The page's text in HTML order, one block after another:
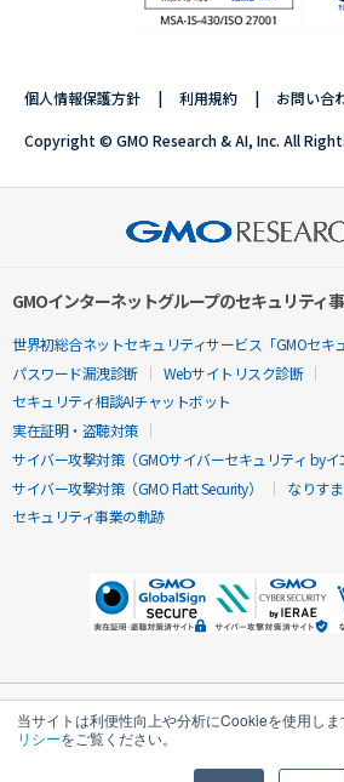
当サイトは利便性向上や分析にCookieを使用しま
リシーをご覧ください。
個人情報保護方針 利用規約 お問い合
Copyright © GMO Research & AI, Inc. All
GMOインターネットグループのセキュリティ
世界初総合ネットセキュリティサービス「GMOセキ
パスワード漏洩診断
Webサイトリスク診断
セキュリティ相談AIチャットボット
実在証明・盗聴対策
サイバー攻撃対策（GMOサイバーセキュリティ byイ
サイバー攻撃対策（GMO Flatt Security）
なりす
セキュリティ事業の軌跡